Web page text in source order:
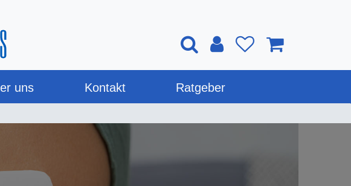
uns Kontakt Ratgeber